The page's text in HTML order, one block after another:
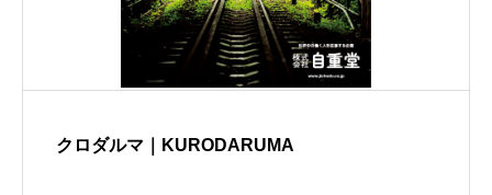
クロダルマ｜KURODARUMA